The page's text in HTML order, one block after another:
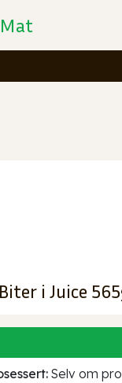
i Juice
Selv om